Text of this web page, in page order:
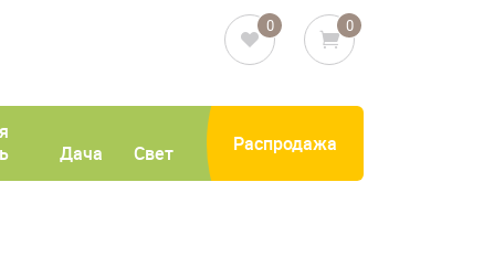
0 0
Дача Свет Распродажа